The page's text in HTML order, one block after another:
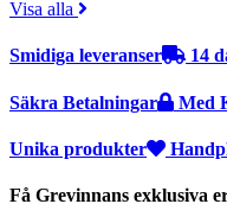
Visa alla
Smidiga leveranser 14
Säkra Betalningar Med
Unika produkter
Få Grevinnans exklusiva